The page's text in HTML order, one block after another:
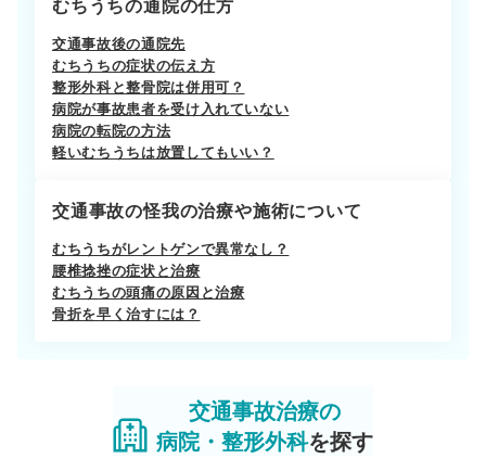
むちうちの通院の仕方
交通事故後の通院先
むちうちの症状の伝え方
整形外科と整骨院は併用可？
病院が事故患者を受け入れていない
病院の転院の方法
軽いむちうちは放置してもいい？
交通事故の怪我の治療や施術について
むちうちがレントゲンで異常なし？
腰椎捻挫の症状と治療
むちうちの頭痛の原因と治療
骨折を早く治すには？
交通事故治療の
病院・整形外科を探す